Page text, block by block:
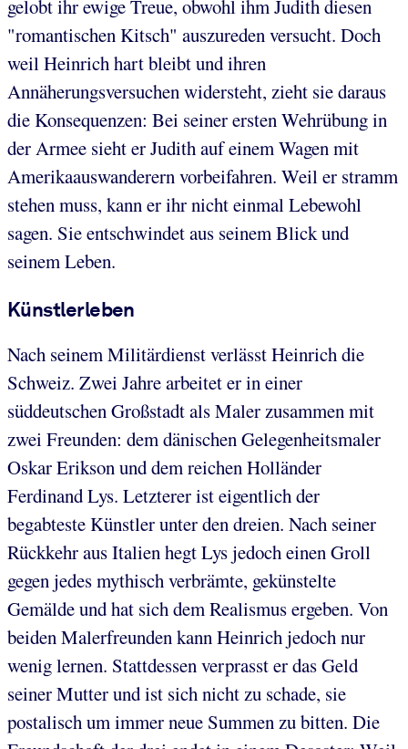
gelobt ihr ewige Treue, obwohl ihm Judith diesen
"romantischen Kitsch" auszureden versucht. Doch
weil Heinrich hart bleibt und ihren
Annäherungsversuchen widersteht, zieht sie daraus
die Konsequenzen: Bei seiner ersten Wehrübung in
der Armee sieht er Judith auf einem Wagen mit
Amerikaauswanderern vorbeifahren. Weil er stramm
stehen muss, kann er ihr nicht einmal Lebewohl
sagen. Sie entschwindet aus seinem Blick und
seinem Leben.
Künstlerleben
Nach seinem Militärdienst verlässt Heinrich die
Schweiz. Zwei Jahre arbeitet er in einer
süddeutschen Großstadt als Maler zusammen mit
zwei Freunden: dem dänischen Gelegenheitsmaler
Oskar Erikson und dem reichen Holländer
Ferdinand Lys. Letzterer ist eigentlich der
begabteste Künstler unter den dreien. Nach seiner
Rückkehr aus Italien hegt Lys jedoch einen Groll
gegen jedes mythisch verbrämte, gekünstelte
Gemälde und hat sich dem Realismus ergeben. Von
beiden Malerfreunden kann Heinrich jedoch nur
wenig lernen. Stattdessen verprasst er das Geld
seiner Mutter und ist sich nicht zu schade, sie
postalisch um immer neue Summen zu bitten. Die